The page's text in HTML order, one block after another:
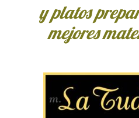
y platos
mejores